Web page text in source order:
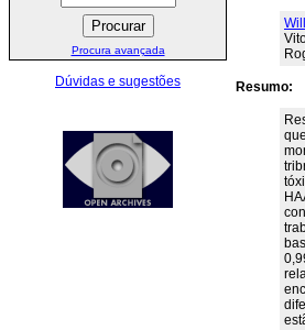
Procura avançada
Dúvidas e sugestões Resumo: